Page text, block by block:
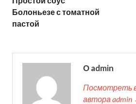
Болоньезе с томатной
пастой
О admin
Посмотреть
автора admin